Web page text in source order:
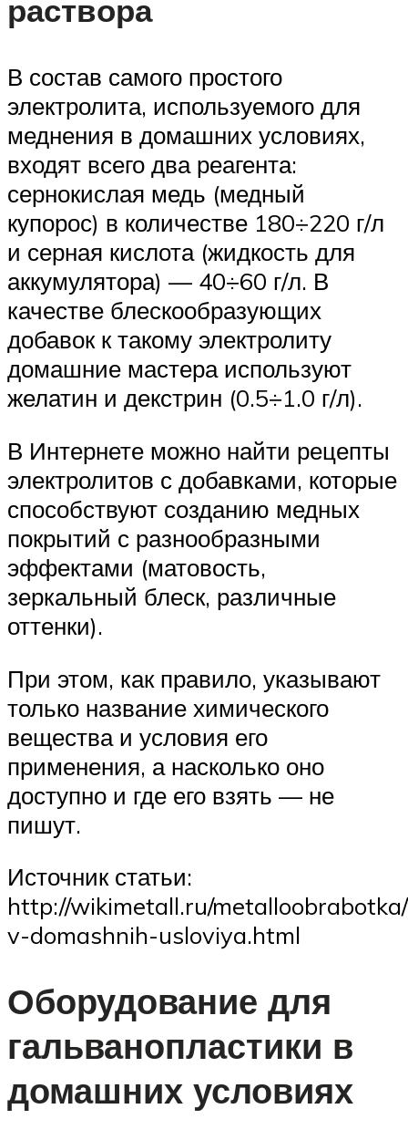
раствора
В состав самого простого
электролита, используемого для
меднения в домашних условиях,
входят всего два реагента:
сернокислая медь (медный
купорос) в количестве 180÷220 г/л
и серная кислота (жидкость для
аккумулятора) — 40÷60 г/л. В
качестве блескообразующих
добавок к такому электролиту
домашние мастера используют
желатин и декстрин (0.5÷1.0 г/л).
В Интернете можно найти рецепты
электролитов с добавками, которые
способствуют созданию медных
покрытий с разнообразными
эффектами (матовость,
зеркальный блеск, различные
оттенки).
При этом, как правило, указывают
только название химического
вещества и условия его
применения, а насколько оно
доступно и где его взять — не
пишут.
Источник статьи:
http://wikimetall.ru/
v-domashnih-usloviya.html
Оборудование для
гальванопластики в
домашних условиях